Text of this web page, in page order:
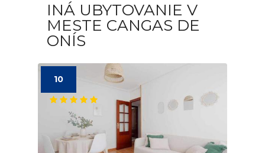
INÁ UBYTOVANIE V
MESTE CANGAS DE
ONÍS
10